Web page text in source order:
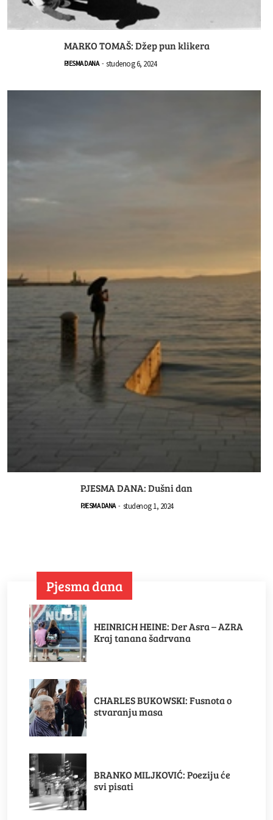
MARKO TOMAŠ: Džep pun klikera
PJESMA DANA - studenog 6, 2024
PJESMA DANA: Dušni dan
PJESMA DANA - studenog 1, 2024
Pjesma dana
HEINRICH HEINE: Der Asra – AZRA
Kraj tanana šadrvana
CHARLES BUKOWSKI: Fusnota o
stvaranju masa
BRANKO MILJKOVIĆ: Poeziju će
svi pisati